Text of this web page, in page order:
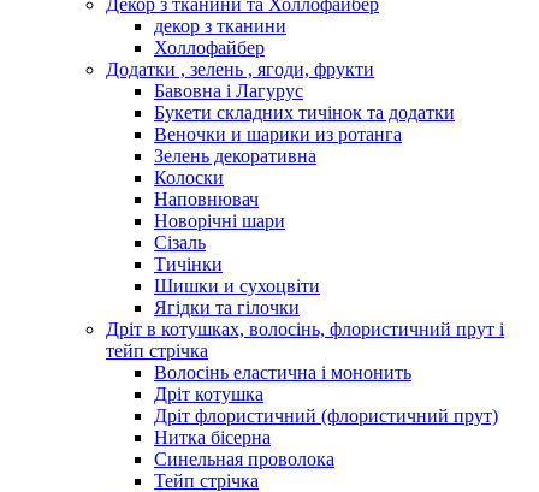
Декор з тканини та Холлофайбер
декор з тканини
Холлофайбер
Додатки , зелень , ягоди, фрукти
Бавовна і Лагурус
Букети складних тичінок та додатки
Веночки и шарики из ротанга
Зелень декоративна
Колоски
Наповнювач
Новорічні шари
Сізаль
Тичінки
Шишки и сухоцвіти
Ягідки та гілочки
Дріт в котушках, волосінь, флористичний прут і
тейп стрічка
Волосінь еластична і мононить
Дріт котушка
Дріт флористичний (флористичний прут)
Нитка бісерна
Синельная проволока
Тейп стрічка